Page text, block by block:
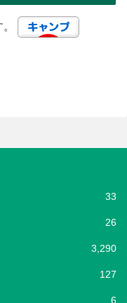
33
26
3,290
127
6